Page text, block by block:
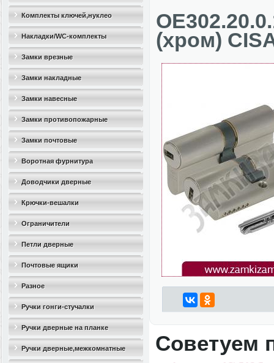
Комплекты ключей,нуклео
Накладки/WC-комплекты
Замки врезные
Замки накладные
Замки навесные
Замки противопожарные
Замки почтовые
Воротная фурнитура
Доводчики дверные
Крючки-вешалки
Ограничители
дверные(стопоры)
Петли дверные
Почтовые ящики
Разное
Ручки гонги-стучалки
Ручки дверные на планке
Ручки дверные,межкомнатные
(хром)
Советуем